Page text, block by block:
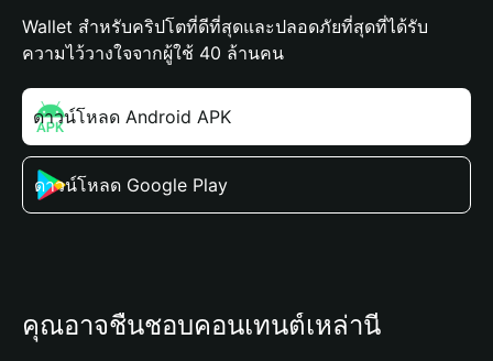
Wallet สำหรับคริปโตที่ดีที่สุดและปลอดภัยที่สุดที่ได้รับ
ความไว้วางใจจากผู้ใช้ 40 ล้านคน
ดาวน์โหลด Android APK
ดาวน์โหลด Google Play
คุณอาจชื่นชอบคอนเทนต์เหล่านี้